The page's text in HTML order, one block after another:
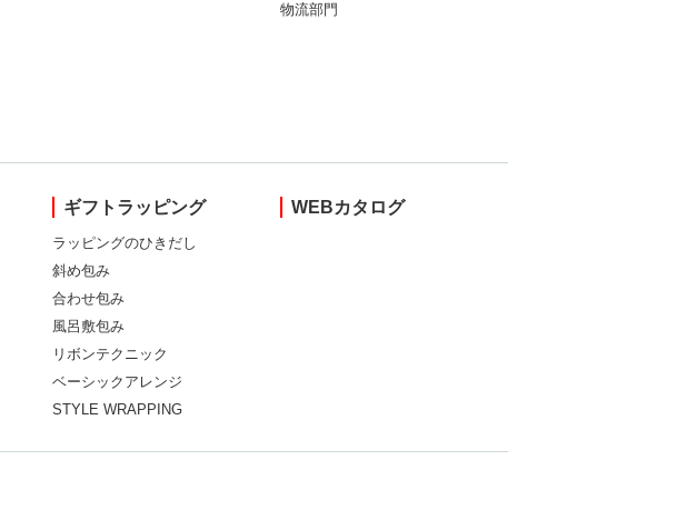
物流部門
ギフトラッピング
ラッピングのひきだし
斜め包み
合わせ包み
風呂敷包み
リボンテクニック
ベーシックアレンジ
STYLE WRAPPING
WEBカタログ